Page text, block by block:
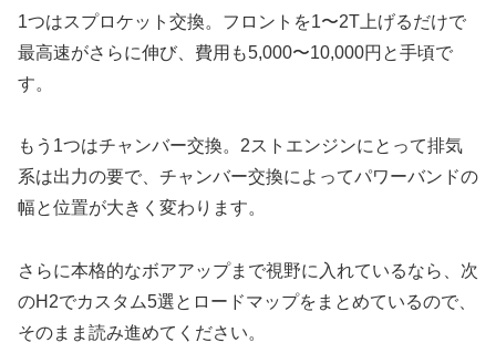
1つはスプロケット交換。フロントを1〜2T上げるだけで
最高速がさらに伸び、費用も5,000〜10,000円と手頃で
す。
もう1つはチャンバー交換。2ストエンジンにとって排気
系は出力の要で、チャンバー交換によってパワーバンドの
幅と位置が大きく変わります。
さらに本格的なボアアップまで視野に入れているなら、次
のH2でカスタム5選とロードマップをまとめているので、
そのまま読み進めてください。